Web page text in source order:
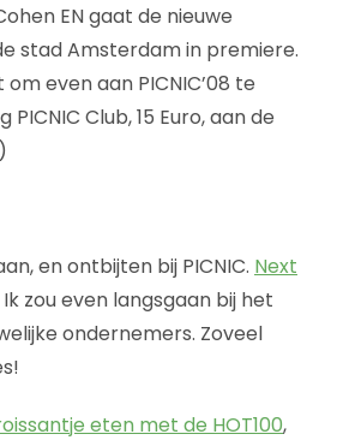
EN gaat de nieuwe
stad Amsterdam in premiere.
even aan PICNIC’08 te
Club, 15 Euro, aan de
en ontbijten bij PICNIC. Next
Ik zou even langsgaan bij het
ondernemers. Zoveel
eten met de HOT100,